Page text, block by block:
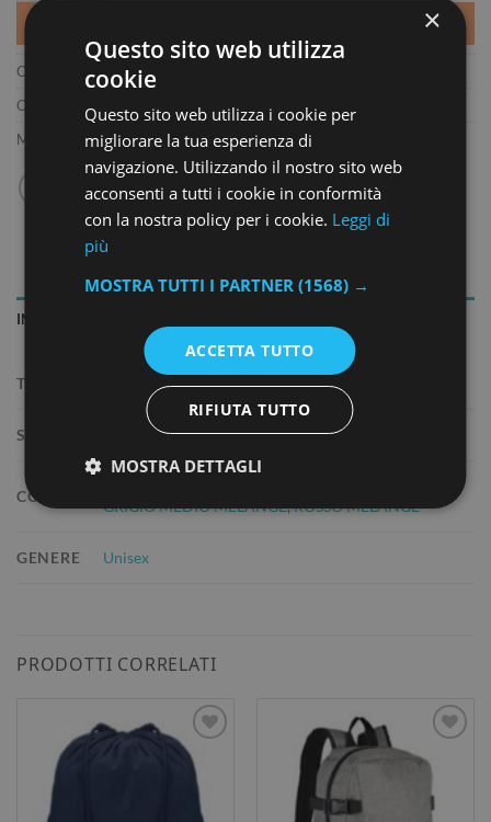
COD:
4099
Categoria:
ZAINO
Marchio:
SOL'S
INFORMAZIONI AGGIUNTIVE
TAGLIA TAGLIA UNICA
SETTORE Sport,Urban
COLORE
GRIGIO MEDIO MELANGE,ROSSO MELANGE
GENERE Unisex
PRODOTTI CORRELATI
AGGIUNGI
LISTA DEI
DESIDERI
AGGIUNGI
LISTA DEI
DESIDERI
×
Questo sito web utilizza
cookie
Questo sito web utilizza i cookie per
migliorare la tua esperienza di
navigazione. Utilizzando il nostro sito web
acconsenti a tutti i cookie in conformità
con la nostra policy per i cookie. Leggi di
più
MOSTRA TUTTI I PARTNER (1568) →
ACCETTA TUTTO
RIFIUTA TUTTO
MOSTRA DETTAGLI